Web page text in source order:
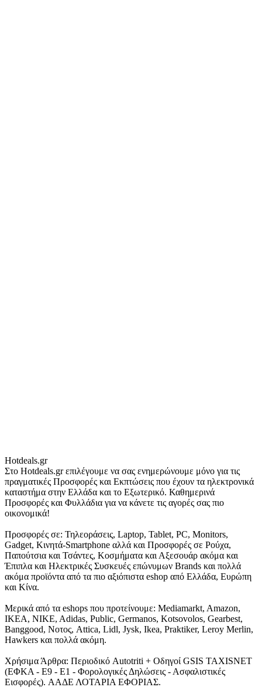
Hotdeals.gr
Στο Hotdeals.gr επιλέγουμε να σας ενημερώνουμε μόνο για τις
πραγματικές Προσφορές και Εκπτώσεις που έχουν τα ηλεκτρονικά
καταστήμα στην Ελλάδα και το Εξωτερικό. Καθημερινά
Προσφορές και Φυλλάδια για να κάνετε τις αγορές σας πιο
οικονομικά!
Προσφορές σε: Τηλεοράσεις, Laptop, Tablet, PC, Monitors,
Gadget, Κινητά-Smartphone αλλά και Προσφορές σε Ρούχα,
Παπούτσια και Τσάντες, Κοσμήματα και Αξεσουάρ ακόμα και
Έπιπλα και Ηλεκτρικές Συσκευές επώνυμων Brands και πολλά
ακόμα προϊόντα από τα πιο αξιόπιστα eshop από Ελλάδα, Ευρώπη
και Κίνα.
Μερικά από τα eshops που προτείνουμε: Mediamarkt, Amazon,
IKEA, NIKE, Adidas, Public, Germanos, Kotsovolos, Gearbest,
Banggood, Νοτος, Attica, Lidl, Jysk, Ikea, Praktiker, Leroy Merlin,
Hawkers και πολλά ακόμη.
Χρήσιμα Άρθρα: Περιοδικό Autotriti + Οδηγοί GSIS TAXISNET
(ΕΦΚΑ - Ε9 - Ε1 - Φορολογικές Δηλώσεις - Ασφαλιστικές
Εισφορές). ΑΑΔΕ ΛΟΤΑΡΙΑ ΕΦΟΡΙΑΣ.